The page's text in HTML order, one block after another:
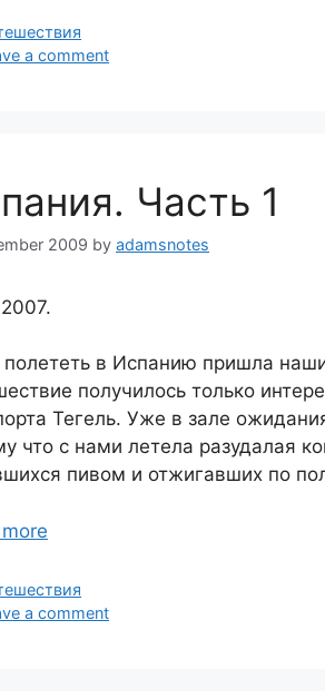
a comment
Часть 1
2009 by adamsnotes
в Испанию пришла
получилось только
Тегель. Уже в зале
что с нами летела разудалая
пивом и отжигавших по
a comment